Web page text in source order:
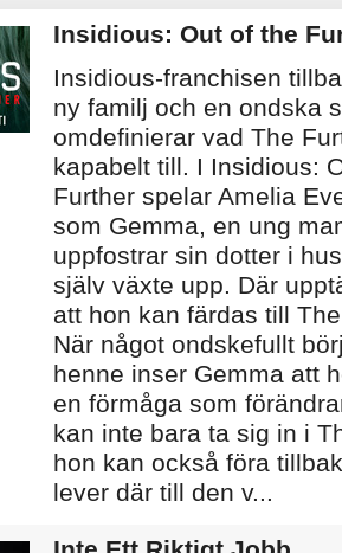
Insidious: Out of the
Insidious-franchisen
ny familj och en ondska
omdefinierar vad The
kapabelt till. I Insidious:
Further spelar Amelia
som Gemma, en ung
uppfostrar sin dotter i
själv växte upp. Där
att hon kan färdas till
När något ondskefullt
henne inser Gemma att
en förmåga som
kan inte bara ta sig in i
hon kan också föra
lever där till den v...